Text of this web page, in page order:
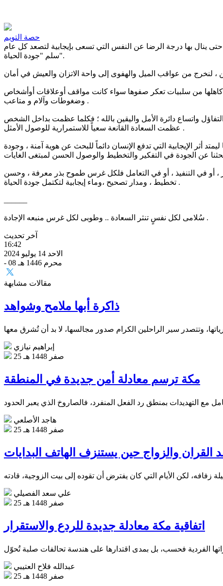
حصة التويم
ينال بها درجة الرضا عن النفس التي تسعى بإيجابية لتصعد كل عام
سلم "جودة الحياة".
كاهلها من سلبيات تعكر صفوها سواء كانت مواقف أوعلاقات أوأشخاص
وضغوطات وآلام و متاعب .
واتساع دائرة الأمل واليقين بالله ؛ فكلما عظمت بداخل الشخص
عظمت السعادة القانعة سعياً للاستمرارية للوصول الأمثل .
أثر الإيجابية التي تدفع الإنسان دائماً للبحث عن هوية آمنة ، وجودة
، أو في التنفيذ ، أو في التعامل فلكل غرس طموح بذر معرفة ، وحسن
تخطيط ، ومدار تصحيح ،وماء إيجابية لتكتمل جودة الحياة .
سُلامى لكل نفسٍ تنثر السعادة .. وطوبى لكل غرس منبعه الإجادة .
آخر تحديث
16:42
الاحد 14 يوليو 2024
- 08 محرم 1446 هـ
مقالات مشابهة
ذاكرة أبها ملامح وشواهد
إبراهيم نيازي
25 صفر 1448 هـ
مكة ترسم معادلة أمن جديدة في المنطقة
هاجد الأصلعي
25 صفر 1448 هـ
القران والزواج حين يستنزف الهاتف البدايات
علي سعد الفصيلي
25 صفر 1448 هـ
اتفاقية مكة معادلة جديدة للردع والاستقرار
عبدالله فلاح العتيبي
25 صفر 1448 هـ